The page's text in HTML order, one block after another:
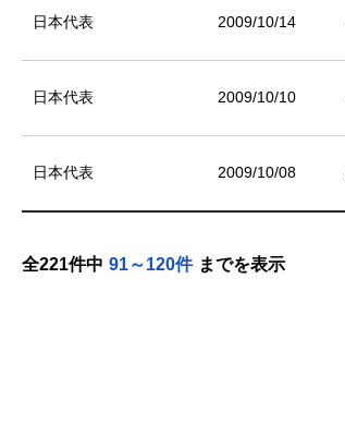
日本代表 2009/10/14
日本代表 2009/10/10
日本代表 2009/10/08
全221件中 91～120件 までを表示